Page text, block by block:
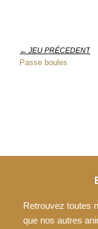
← JEU PRÉCEDENT
Passe boules
Retrouvez toutes
que nos autres